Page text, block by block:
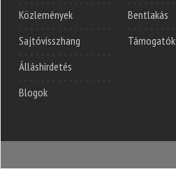
Közlemények
Sajtóvisszhang
Álláshirdetés
Blogok
Bentlakás
Támogatók